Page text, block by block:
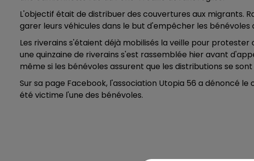
L'objectif était de distribuer des couvertures aux migrants.
garer leurs véhicules dans le but d'empêcher les bénévoles
Les riverains s'étaient déjà mobilisés la veille pour
une quinzaine de riverains s'est rassemblée hier avant
même si les bénévoles assurent que les distributions se
Sur sa page Facebook, l'association Utopia 56 a dénoncé
été victime l'une des bénévoles.